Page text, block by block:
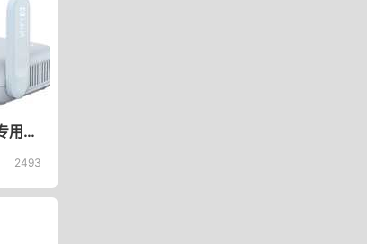
GL-MT3000专用刷入iStoreOS版OpenWrt固件教程
2493